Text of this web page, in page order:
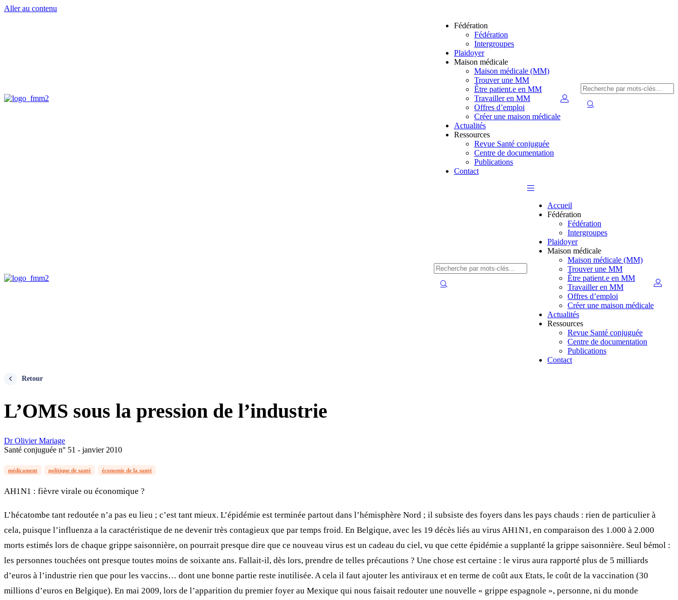
Aller au contenu
Fédération
Fédération
Intergroupes
Plaidoyer
Maison médicale
Maison médicale (MM)
Trouver une MM
Être patient.e en MM
Travailler en MM
Offres d’emploi
Créer une maison médicale
Actualités
Ressources
Revue Santé conjuguée
Centre de documentation
Publications
Contact
Accueil
Fédération
Fédération
Intergroupes
Plaidoyer
Maison médicale
Maison médicale (MM)
Trouver une MM
Être patient.e en MM
Travailler en MM
Offres d’emploi
Créer une maison médicale
Actualités
Ressources
Revue Santé conjuguée
Centre de documentation
Publications
Contact
Retour
L’OMS sous la pression de l’industrie
Dr Olivier Mariage
Santé conjuguée n° 51 - janvier 2010
médicament politique de santé économie de la santé
AH1N1 : fièvre virale ou économique ?
L’hécatombe tant redoutée n’a pas eu lieu ; c’est tant mieux. L’épidémie est terminée partout dans l’hémisphère Nord ; il subsiste des foyers dans les pays chauds : rien de particulier à
cela, puisque l’influenza a la caractéristique de ne devenir très contagieux que par temps froid. En Belgique, avec les 19 décès liés au virus AH1N1, en comparaison des 1.000 à 2.000
morts estimés lors de chaque grippe saisonnière, on pourrait presque dire que ce nouveau virus est un cadeau du ciel, vu que cette épidémie a supplanté la grippe saisonnière. Seul bémol :
les personnes touchées ont presque toutes moins de soixante ans. Fallait-il, dès lors, prendre de telles précautions ? Une chose est certaine : le virus aura rapporté plus de 5 milliards
d’euros à l’industrie rien que pour les vaccins… dont une bonne partie reste inutilisée. A cela il faut ajouter les antiviraux et en terme de coût aux Etats, le coût de la vaccination (30
millions d’euros en Belgique). En mai 2009, lors de l’apparition du premier foyer au Mexique qui nous faisait redouter une nouvelle « grippe espagnole », personne, ni du monde